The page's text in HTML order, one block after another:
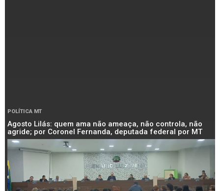
POLÍTICA MT
Agosto Lilás: quem ama não ameaça, não controla, não
agride; por Coronel Fernanda, deputada federal por MT